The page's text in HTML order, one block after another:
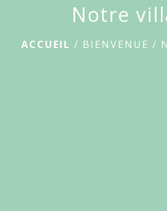
Notre
ACCUEIL / BIENVENUE /